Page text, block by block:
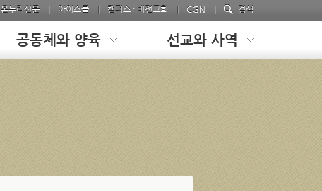
온누리신문 아이스쿨 캠퍼스 · 비전교회 CGN 검색
공동체와 양육 선교와 사역